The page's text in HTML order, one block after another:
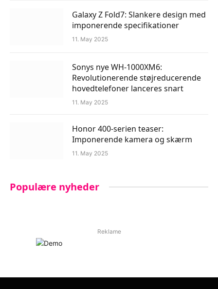
Galaxy Z Fold7: Slankere design med
imponerende specifikationer
11. May 2025
Sonys nye WH-1000XM6:
Revolutionerende støjreducerende
hovedtelefoner lanceres snart
11. May 2025
Honor 400-serien teaser:
Imponerende kamera og skærm
11. May 2025
Populære nyheder
Reklame